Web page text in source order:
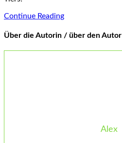
Continue Reading
Über die Autorin / über den Autor
Alex